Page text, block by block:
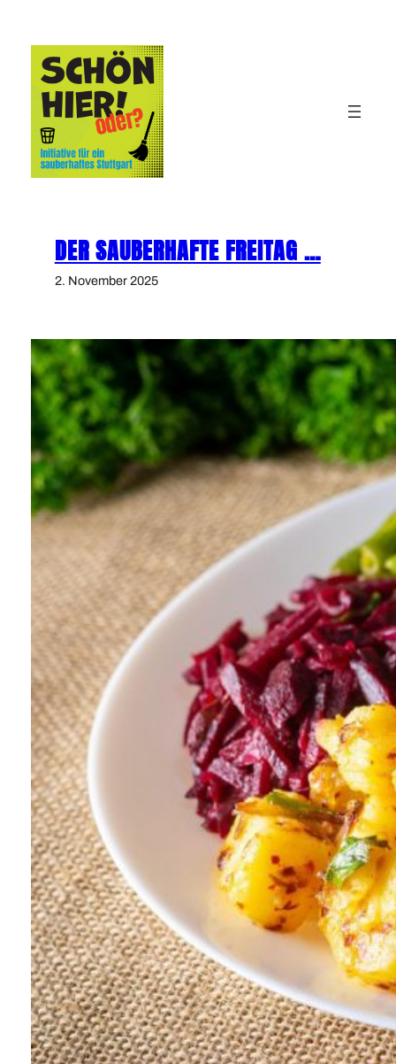
springen
DER SAUBERHAFTE FREITAG …
2. November 2025